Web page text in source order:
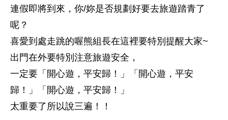
連假即將到來，你/妳是否規劃好要去旅遊踏青了
呢？
喜愛到處走跳的喔熊組長在這裡要特別提醒大家~
出門在外要特別注意旅遊安全，
一定要「開心遊，平安歸！」「開心遊，平安
歸！」「開心遊，平安歸！」
太重要了所以說三遍！！